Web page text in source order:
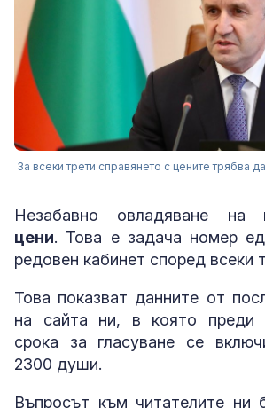
За всеки трети справянето с цените трябва
Незабавно овладяване на
цени. Това е задача номер
редовен кабинет според всеки
Това показват данните от
на сайта ни, в която преди
срока за гласуване се
2300 души.
Въпросът към читателите ни